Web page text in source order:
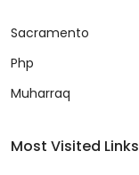
Sacramento
Php
Muharraq
Most Visited Links